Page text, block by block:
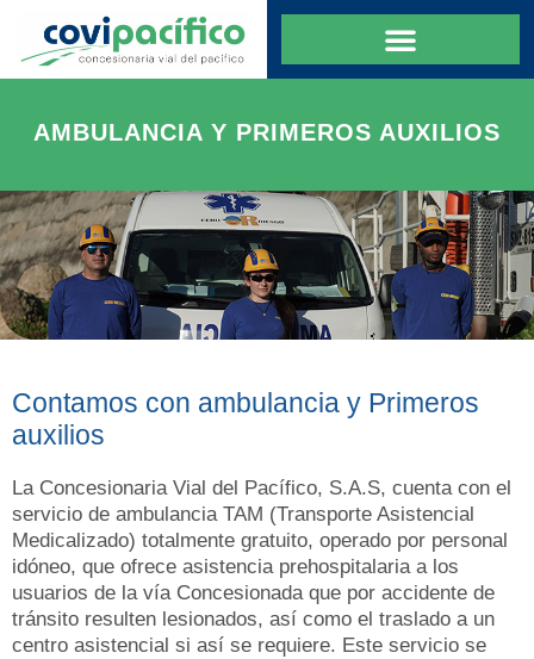
AMBULANCIA Y PRIMEROS AUXILIOS
Contamos con ambulancia y Primeros
auxilios
La Concesionaria Vial del Pacífico, S.A.S, cuenta con el
servicio de ambulancia TAM (Transporte Asistencial
Medicalizado) totalmente gratuito, operado por personal
idóneo, que ofrece asistencia prehospitalaria a los
usuarios de la vía Concesionada que por accidente de
tránsito resulten lesionados, así como el traslado a un
centro asistencial si así se requiere. Este servicio se